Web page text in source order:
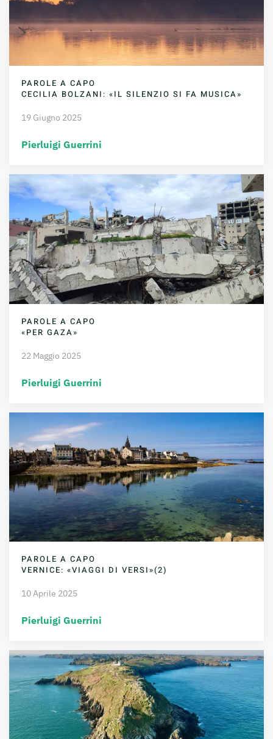
PAROLE A CAPO
CECILIA BOLZANI: «IL SILENZIO SI FA MUSICA»
19 Giugno 2025
Pierluigi Guerrini
PAROLE A CAPO
«PER GAZA»
22 Maggio 2025
Pierluigi Guerrini
PAROLE A CAPO
VERNICE: «VIAGGI DI VERSI»(2)
10 Aprile 2025
Pierluigi Guerrini